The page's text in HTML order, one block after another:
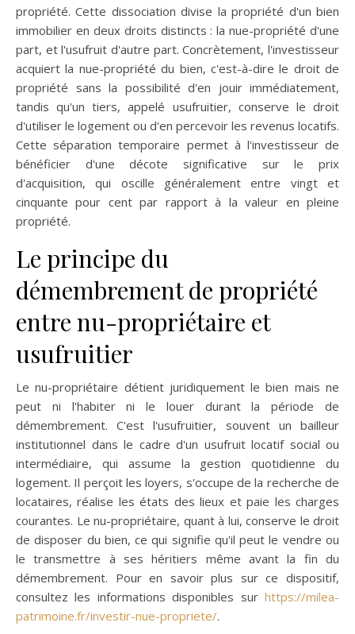
propriété. Cette dissociation divise la propriété d'un bien
immobilier en deux droits distincts : la nue-propriété d'une
part, et l'usufruit d'autre part. Concrètement, l'investisseur
acquiert la nue-propriété du bien, c'est-à-dire le droit de
propriété sans la possibilité d'en jouir immédiatement,
tandis qu'un tiers, appelé usufruitier, conserve le droit
d'utiliser le logement ou d'en percevoir les revenus locatifs.
Cette séparation temporaire permet à l'investisseur de
bénéficier d'une décote significative sur le prix
d'acquisition, qui oscille généralement entre vingt et
cinquante pour cent par rapport à la valeur en pleine
propriété.
Le principe du
démembrement de propriété
entre nu-propriétaire et
usufruitier
Le nu-propriétaire détient juridiquement le bien mais ne
peut ni l'habiter ni le louer durant la période de
démembrement. C'est l'usufruitier, souvent un bailleur
institutionnel dans le cadre d'un usufruit locatif social ou
intermédiaire, qui assume la gestion quotidienne du
logement. Il perçoit les loyers, s'occupe de la recherche de
locataires, réalise les états des lieux et paie les charges
courantes. Le nu-propriétaire, quant à lui, conserve le droit
de disposer du bien, ce qui signifie qu'il peut le vendre ou
le transmettre à ses héritiers même avant la fin du
démembrement. Pour en savoir plus sur ce dispositif,
consultez les informations disponibles sur https://milea-
patrimoine.fr/investir-nue-propriete/.